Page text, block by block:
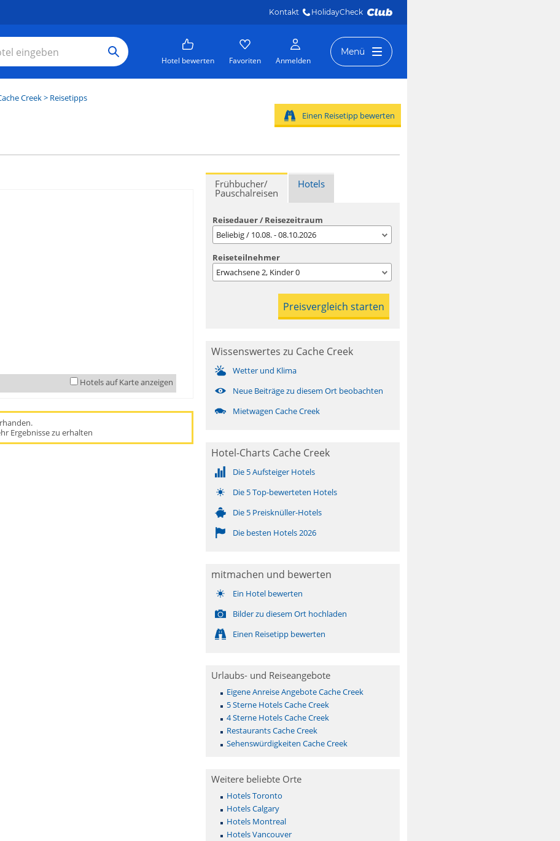
Kontakt HolidayCheck
Hotel bewerten Favoriten Anmelden
Menü
Creek> Reisetipps
Einen Reisetipp bewerten
Hotels auf Karte anzeigen
Ergebnisse zu erhalten
Frühbucher/
Pauschalreisen
Hotels
Reisedauer / Reisezeitraum
Beliebig / 10.08. - 08.10.2026
Reiseteilnehmer
Erwachsene2, Kinder0
Wissenswertes zu Cache Creek
Wetter und Klima
Neue Beiträge zu diesem Ort beobachten
Mietwagen Cache Creek
Hotel-Charts Cache Creek
Die 5 Aufsteiger Hotels
Die 5 Top-bewerteten Hotels
Die 5 Preisknüller-Hotels
Die besten Hotels 2026
mitmachen und bewerten
Ein Hotel bewerten
Bilder zu diesem Ort hochladen
Einen Reisetipp bewerten
Urlaubs- und Reiseangebote
Eigene Anreise Angebote Cache Creek
5 Sterne Hotels Cache Creek
4 Sterne Hotels Cache Creek
Restaurants Cache Creek
Sehenswürdigkeiten Cache Creek
Weitere beliebte Orte
Hotels Toronto
Hotels Calgary
Hotels Montreal
Hotels Vancouver